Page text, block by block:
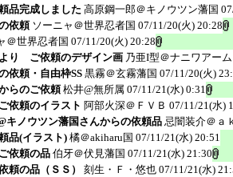
品完成しました 高原鋼一郎＠キノウツン藩国
依頼 ソーニャ＠世界忍者国 07/11/20(火) 20:28
＠世界忍者国 07/11/20(火) 20:28
り ご依頼のデザイン画 乃亜I型＠ナニワアー
依頼・自由枠SS黒霧＠玄霧藩国 07/11/20(火)
らのご依頼松井@無所属 07/11/21(水) 0:31
依頼のイラスト 阿部火深＠ＦＶＢ 07/11/21(水)
キノウツン藩国さんからの依頼品 忌闇装介＠ａ
品(イラスト) 橘＠akiharu国 07/11/21(水) 20:51
依頼の品 伯牙＠伏見藩国 07/11/21(水) 21:30
頼の品（ＳＳ）
刻生・Ｆ・悠也 07/11/21(水)